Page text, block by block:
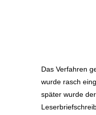
Das Verfahren
wurde rasch
später wurde